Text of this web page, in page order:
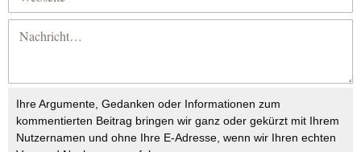
Ihre Argumente, Gedanken oder Informationen zum
kommentierten Beitrag bringen wir ganz oder gekürzt mit Ihrem
Nutzernamen und ohne Ihre E-Adresse, wenn wir Ihren echten